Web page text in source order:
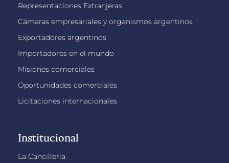
Representaciones Extranjeras
Cámaras empresariales y organismos argentinos
Exportadores argentinos
Importadores en el mundo
Misiones comerciales
Oportunidades comerciales
Licitaciones internacionales
Institucional
La Cancillería